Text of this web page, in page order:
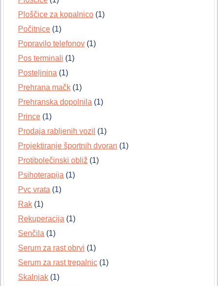
Ploščice za kopalnico (1)
Počitnice (1)
Popravilo telefonov (1)
Pos terminali (1)
Posteljnina (1)
Prehrana mačk (1)
Prehranska dopolnila (1)
Prince (1)
Prodaja rabljenih vozil (1)
Projektiranje športnih dvoran (1)
Protibolečinski obliž (1)
Psihoterapija (1)
Pvc vrata (1)
Rak (1)
Rekuperacija (1)
Senčila (1)
Serum za rast obrvi (1)
Serum za rast trepalnic (1)
Skalnjak (1)